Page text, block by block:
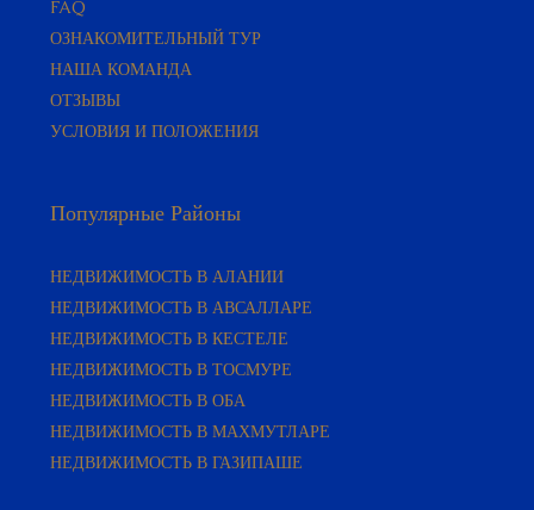
ОЗНАКОМИТЕЛЬНЫЙ ТУР
НАША КОМАНДА
ОТЗЫВЫ
УСЛОВИЯ И ПОЛОЖЕНИЯ
НЕДВИЖИМОСТЬ В АВСАЛЛАРЕ
НЕДВИЖИМОСТЬ В КЕСТЕЛЕ
НЕДВИЖИМОСТЬ В ТОСМУРЕ
НЕДВИЖИМОСТЬ В ОБА
НЕДВИЖИМОСТЬ В МАХМУТЛАРЕ
НЕДВИЖИМОСТЬ В ГАЗИПАШЕ